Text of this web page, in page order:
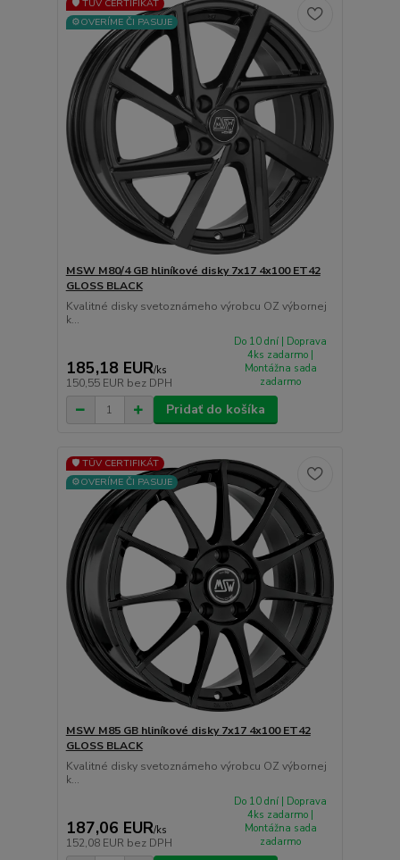
🛡️ TÜV CERTIFIKÁT
⚙️OVERÍME ČI PASUJE
MSW M80/4 GB hliníkové disky 7x17 4x100 ET42
GLOSS BLACK
Kvalitné disky svetoznámeho výrobcu OZ výbornej
k...
185,18 EUR/ks
150,55 EUR bez DPH
Do 10 dní | Doprava
4ks zadarmo |
Montážna sada
zadarmo
Pridať do košíka
🛡️ TÜV CERTIFIKÁT
⚙️OVERÍME ČI PASUJE
MSW M85 GB hliníkové disky 7x17 4x100 ET42
GLOSS BLACK
Kvalitné disky svetoznámeho výrobcu OZ výbornej
k...
187,06 EUR/ks
152,08 EUR bez DPH
Do 10 dní | Doprava
4ks zadarmo |
Montážna sada
zadarmo